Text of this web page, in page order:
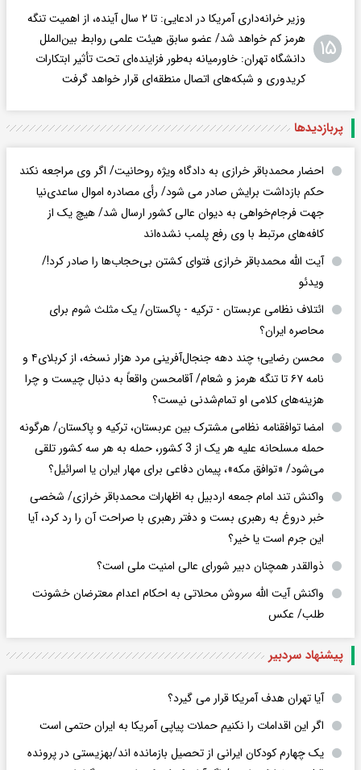
۱۵
وزیر خرانه‌داری آمریکا در ادعایی: تا ۲ سال آینده، از اهمیت تنگه
هرمز کم خواهد شد/ عضو سابق هیئت علمی روابط بین‌الملل
دانشگاه تهران: خاورمیانه به‌طور فزاینده‌ای تحت تأثیر ابتکارات
کریدوری و شبکه‌های اتصال منطقه‌ای قرار خواهد گرفت
پربازدید‌ها
احضار محمدباقر خرازی به دادگاه ویژه روحانیت/ اگر وی مراجعه نکند
حکم بازداشت برایش صادر می شود/ رأی مصادره اموال ساعدی‌نیا
جهت فرجام‌خواهی به دیوان عالی کشور ارسال شد/ هیچ یک از
کافه‌های مرتبط با وی رفع پلمب نشده‌اند
آیت الله محمدباقر خرازی فتوای کشتن بی‌حجاب‌ها را صادر کرد!/
ویدئو
ائتلاف نظامی عربستان - ترکیه - پاکستان/ یک مثلث شوم برای
محاصره ایران؟
محسن رضایی؛ چند دهه جنجال‌آفرینی مرد هزار نسخه، از کربلای۴ و
نامه ۶۷ تا تنگه هرمز و شعام/ آقا‌محسن واقعاً به دنبال چیست و چرا
هزینه‌های کلامی او تمام‌شدنی نیست؟
امضا توافقنامه نظامی مشترک بین عربستان، ترکیه و پاکستان/ هرگونه
حمله مسلحانه علیه هر یک از 3 کشور، حمله به هر سه کشور تلقی
می‌شود/ «توافق مکه»، پیمان دفاعی برای مهار ایران یا اسرائیل؟
واکنش تند امام جمعه اردبیل به اظهارات محمدباقر خرازی/ شخصی
خبر دروغ به رهبری بست و دفتر رهبری با صراحت آن را رد کرد، آیا
این جرم است یا خیر؟
ذوالقدر همچنان دبیر شورای ‌عالی امنیت ملی است؟
واکنش آیت الله سروش محلاتی به احکام اعدام معترضان خشونت
طلب/ عکس
پیشنهاد سردبیر
آیا تهران هدف آمریکا قرار می گیرد؟
اگر این اقدامات را نکنیم حملات پیاپی آمریکا به ایران حتمی است
یک چهارم کودکان ایرانی از تحصیل بازمانده اند/بهزیستی در پرونده